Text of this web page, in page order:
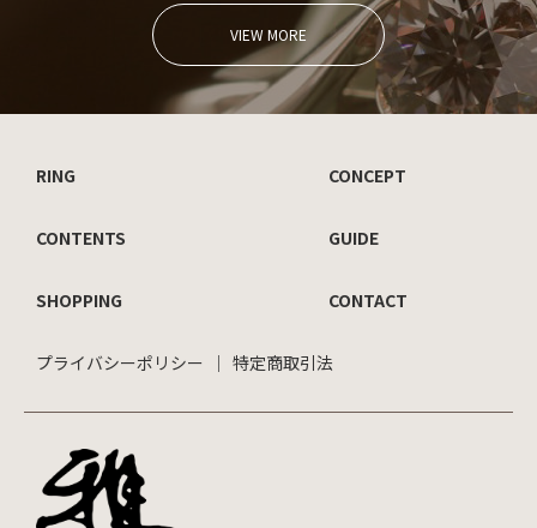
VIEW MORE
RING CONCEPT
CONTENTS GUIDE
SHOPPING CONTACT
プライバシーポリシー 特定商取引法